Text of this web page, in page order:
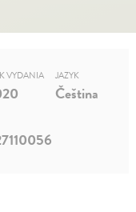
VYDANIA JAZYK
Čeština